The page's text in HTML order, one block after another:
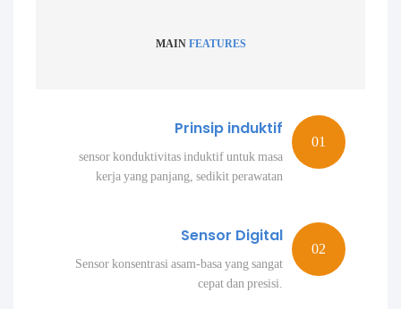
MAIN FEATURES
Prinsip induktif
sensor konduktivitas induktif untuk masa
kerja yang panjang, sedikit perawatan
Sensor Digital
Sensor konsentrasi asam-basa yang sangat
cepat dan presisi.